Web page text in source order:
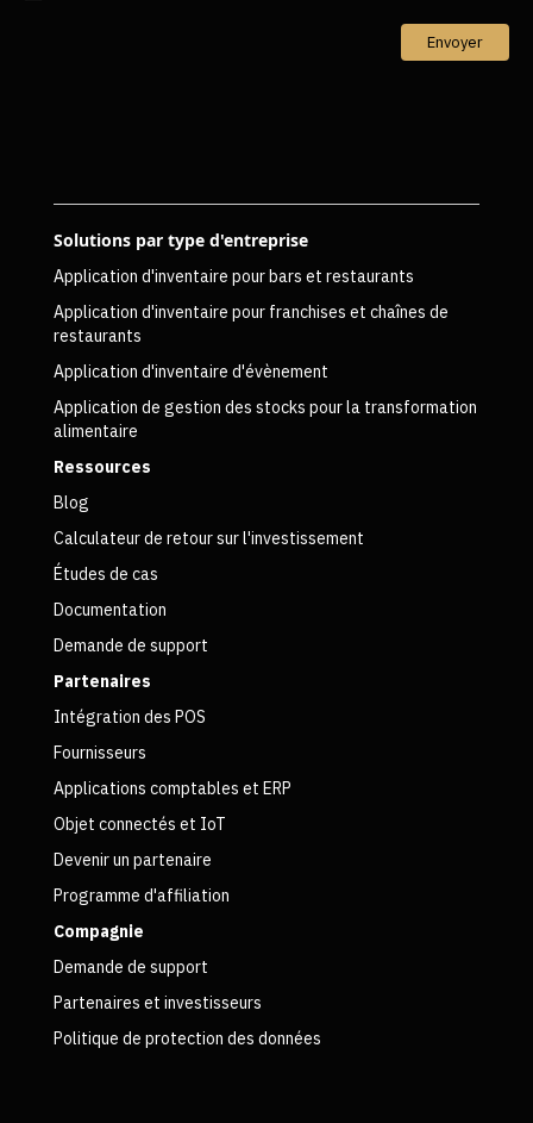
Envoyer
Solutions par type d'entreprise
Application d'inventaire pour bars et restaurants
Application d'inventaire pour franchises et chaînes de
restaurants
Application d'inventaire d'évènement
Application de gestion des stocks pour la transformation
alimentaire
Ressources
Blog
Calculateur de retour sur l'investissement
Études de cas
Documentation
Demande de support
Partenaires
Intégration des POS
Fournisseurs
Applications comptables et ERP
Objet connectés et IoT
Devenir un partenaire
Programme d'affiliation
Compagnie
Demande de support
Partenaires et investisseurs
Politique de protection des données